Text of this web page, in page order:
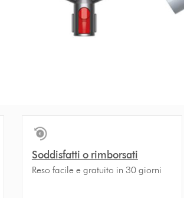
Soddisfatti o rimborsati
Reso facile e gratuito in 30 giorni